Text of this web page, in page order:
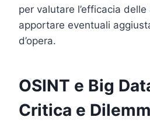
per valutare l’efficacia
apportare eventuali
d’opera.
OSINT e Big
Critica e